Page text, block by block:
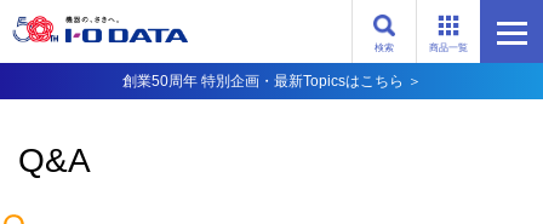
商品一覧
検索
創業50周年 特別企画・最新Topicsはこちら ＞
Q&A